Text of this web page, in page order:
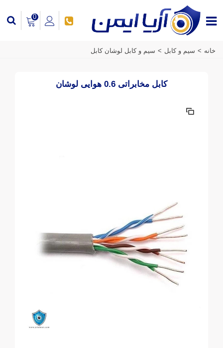
0
خانه > سیم و کابل > سیم و کابل لوشان کابل
کابل مخابراتی 0.6 هوایی لوشان